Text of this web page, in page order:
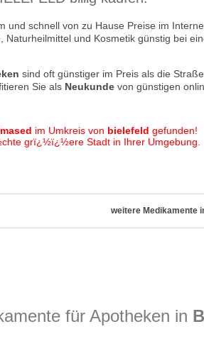
und schnell von zu Hause Preise im
Naturheilmittel und Kosmetik günstig bei
sind oft günstiger im Preis als die
Sie als Neukunde von günstigen
im Umkreis von bielefeld gefunden!
grï¿½ï¿½ere Stadt in Ihrer Umgebung.
weitere Medikamente
für Apotheken in